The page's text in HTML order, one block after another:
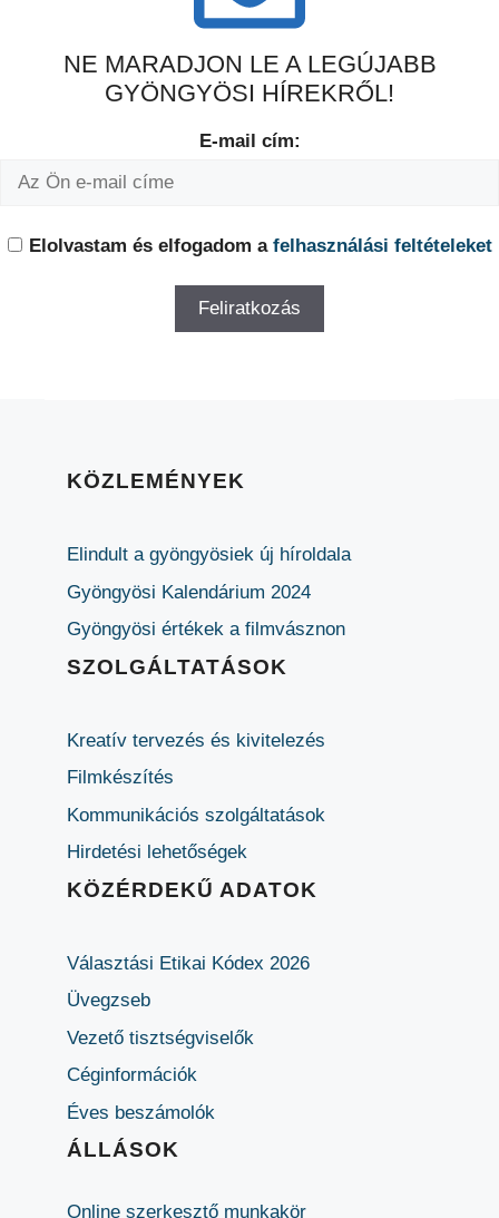
NE MARADJON LE A LEGÚJABB
GYÖNGYÖSI HÍREKRŐL!
E-mail cím:
Elolvastam és elfogadom a felhasználási feltételeket
KÖZLEMÉNYEK
Elindult a gyöngyösiek új híroldala
Gyöngyösi Kalendárium 2024
Gyöngyösi értékek a filmvásznon
SZOLGÁLTATÁSOK
Kreatív tervezés és kivitelezés
Filmkészítés
Kommunikációs szolgáltatások
Hirdetési lehetőségek
KÖZÉRDEKŰ ADATOK
Választási Etikai Kódex 2026
Üvegzseb
Vezető tisztségviselők
Céginformációk
Éves beszámolók
ÁLLÁSOK
Online szerkesztő munkakör